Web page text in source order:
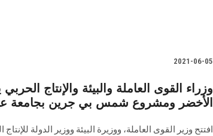
2021-06-05
وزراء القوى العاملة والبيئة والإنتاج
الأخضر ومشروع شمس بي جرين
افتتح وزير القوى العاملة، ووزيرة البيئة ووزير الدولة